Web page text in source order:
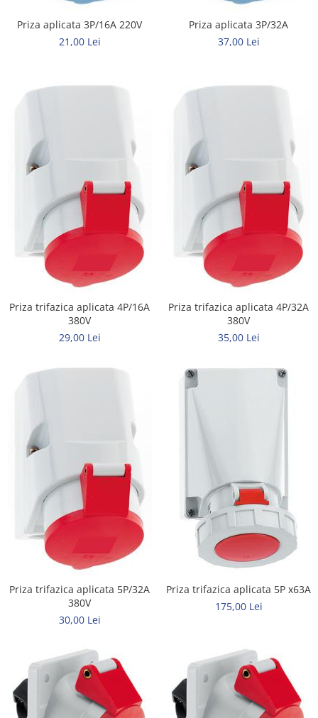
Metalice
Policarbonat
Ventilatoare
Priza aplicata 3P/16A 220V
21,00 Lei
Priza aplicata 3P/32A
37,00 Lei
Priza trifazica aplicata 4P/16A
380V
29,00 Lei
Priza trifazica aplicata 4P/32A
380V
35,00 Lei
Priza trifazica aplicata 5P/32A
380V
30,00 Lei
Priza trifazica aplicata 5P x63A
175,00 Lei